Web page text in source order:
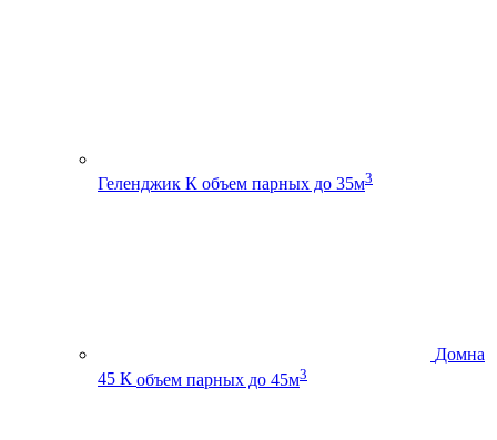
Геленджик К объем парных до 35м3
Домна
45 К объем парных до 45м3